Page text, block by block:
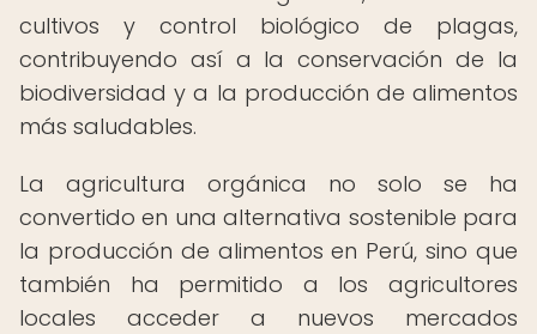
cultivos y control biológico de plagas,
contribuyendo así a la conservación de la
biodiversidad y a la producción de alimentos
más saludables.
La agricultura orgánica no solo se ha
convertido en una alternativa sostenible para
la producción de alimentos en Perú, sino que
también ha permitido a los agricultores
locales acceder a nuevos mercados